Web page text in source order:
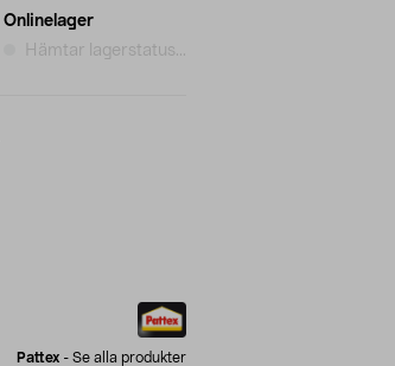
Onlinelager
Hämtar lagerstatus...
Pattex - Se alla produkter